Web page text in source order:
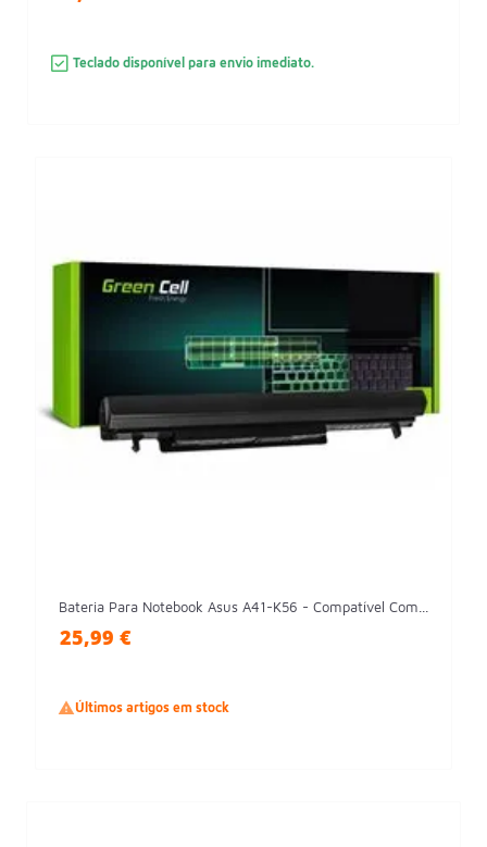
Teclado disponível para envio imediato.
Bateria Para Notebook Asus A41-K56 - Compatível Com...
25,99 €
Últimos artigos em stock